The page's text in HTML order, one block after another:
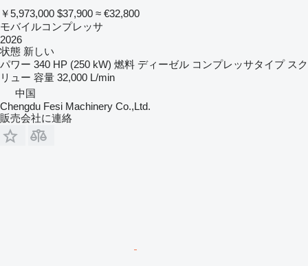
￥5,973,000 $37,900 ≈ €32,800
モバイルコンプレッサ
2026
状態 新しい
パワー 340 HP (250 kW) 燃料 ディーゼル コンプレッサタイプ スク
リュー 容量 32,000 L/min
中国
Chengdu Fesi Machinery Co.,Ltd.
販売会社に連絡